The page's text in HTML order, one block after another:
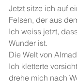
Jetzt sitze ich auf
Felsen, der aus
Ich weiss jetzt,
Wunder ist.
Die Welt von
Ich kletterte
drehe mich nach